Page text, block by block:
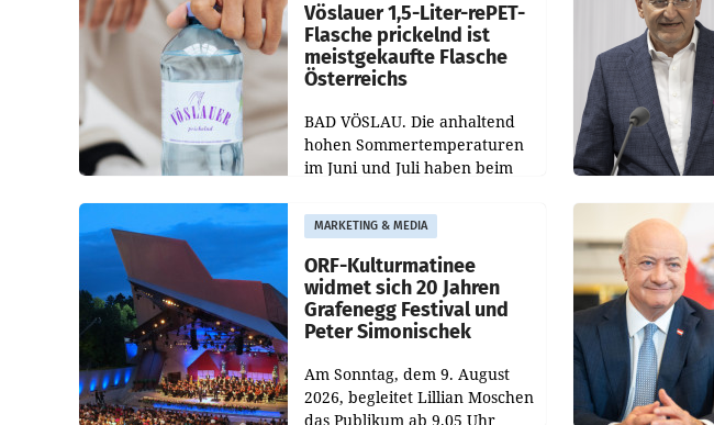
Vöslauer 1,5-Liter-rePET-
Flasche prickelnd ist
meistgekaufte Flasche
Österreichs
BAD VÖSLAU. Die anhaltend
hohen Sommertemperaturen
im Juni und Juli haben beim
Getränkehersteller Vöslauer zu
deutlichen Absatzzuwächsen
geführt. Während
MARKETING & MEDIA
ORF-Kulturmatinee
widmet sich 20 Jahren
Grafenegg Festival und
Peter Simonischek
Am Sonntag, dem 9. August
2026, begleitet Lillian Moschen
das Publikum ab 9.05 Uhr